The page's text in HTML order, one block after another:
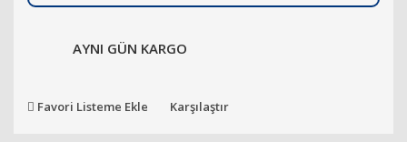
AYNI GÜN KARGO
Favori Listeme Ekle Karşılaştır